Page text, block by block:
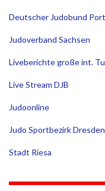
Deutscher Judobund
Judoverband Sachsen
Liveberichte große int.
Live Stream DJB
Judoonline
Judo Sportbezirk Dresden
Stadt Riesa